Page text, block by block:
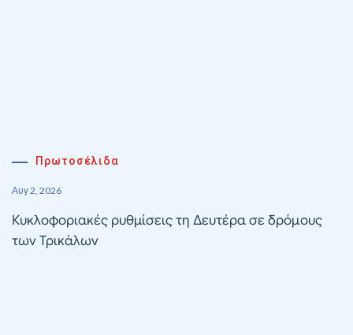
Πρωτοσέλιδα
Αυγ 2, 2026
Κυκλοφοριακές ρυθμίσεις τη Δευτέρα σε δρόμους
των Τρικάλων